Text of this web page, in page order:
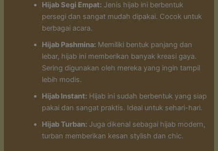
Hijab Segi Empat: Jenis hijab ini berbentuk
persegi dan sangat mudah dipakai. Cocok untuk
berbagai acara.
Hijab Pashmina: Memiliki bentuk panjang dan
lebar, hijab ini memberikan banyak kreasi gaya.
Sering digunakan oleh mereka yang ingin tampil
lebih modis.
Hijab Instant: Hijab ini sudah berbentuk yang siap
pakai dan sangat praktis. Ideal untuk sehari-hari.
Hijab Turban: Juga dikenal sebagai hijab modern,
turban memberikan kesan stylish dan chic.